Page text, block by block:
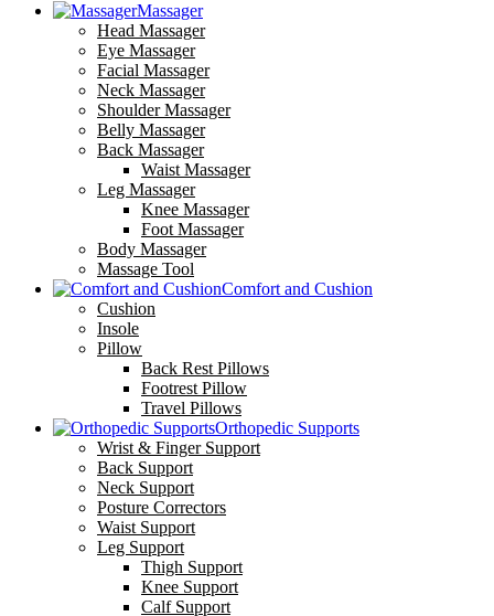
Massager
Head Massager
Eye Massager
Facial Massager
Neck Massager
Shoulder Massager
Belly Massager
Back Massager
Waist Massager
Leg Massager
Knee Massager
Foot Massager
Body Massager
Massage Tool
Comfort and Cushion
Cushion
Insole
Pillow
Back Rest Pillows
Footrest Pillow
Travel Pillows
Orthopedic Supports
Wrist & Finger Support
Back Support
Neck Support
Posture Correctors
Waist Support
Leg Support
Thigh Support
Knee Support
Calf Support